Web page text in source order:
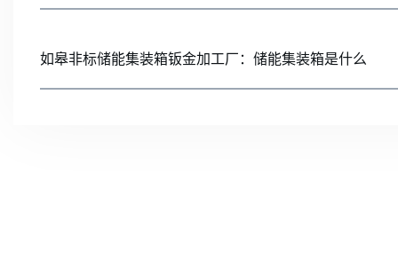
如皋非标储能集装箱钣金加工厂：储能集装箱是什么